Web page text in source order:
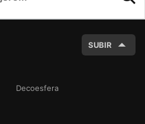
SUBIR
Decoesfera